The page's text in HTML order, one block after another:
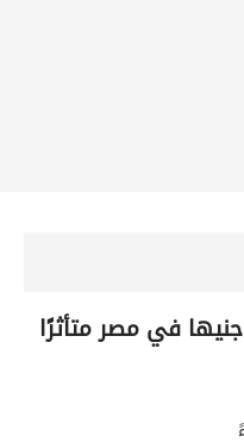
آي صاغة: الذهب يتراجع 50 جنيها في مصر متأثرًا